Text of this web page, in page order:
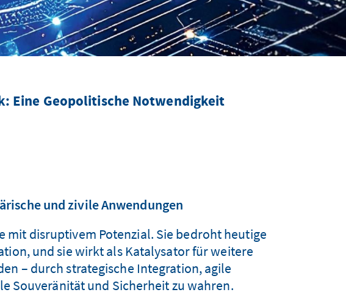
Eine Geopolitische Notwendigkeit
und zivile Anwendungen
disruptivem Potenzial. Sie bedroht heutige
und sie wirkt als Katalysator für weitere
– durch strategische Integration, agile
Souveränität und Sicherheit zu wahren.